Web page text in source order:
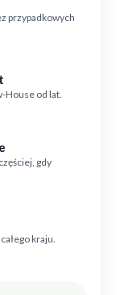
przypadkowych
House od lat.
gdy
kraju.